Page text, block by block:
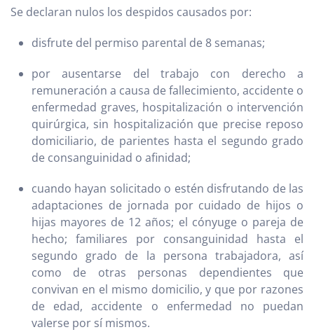
Se declaran nulos los despidos causados por:
disfrute del permiso parental de 8 semanas;
por ausentarse del trabajo con derecho a
remuneración a causa de fallecimiento, accidente o
enfermedad graves, hospitalización o intervención
quirúrgica, sin hospitalización que precise reposo
domiciliario, de parientes hasta el segundo grado
de consanguinidad o afinidad;
cuando hayan solicitado o estén disfrutando de las
adaptaciones de jornada por cuidado de hijos o
hijas mayores de 12 años; el cónyuge o pareja de
hecho; familiares por consanguinidad hasta el
segundo grado de la persona trabajadora, así
como de otras personas dependientes que
convivan en el mismo domicilio, y que por razones
de edad, accidente o enfermedad no puedan
valerse por sí mismos.